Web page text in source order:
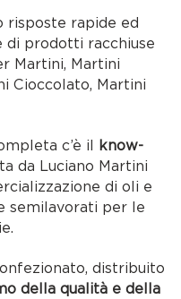
rapide ed
di prodotti racchiuse
Martini, Martini
Cioccolato, Martini
c’è il
know-
da Luciano Martini
di oli e
semilavorati per le
distribuito
della qualità e della